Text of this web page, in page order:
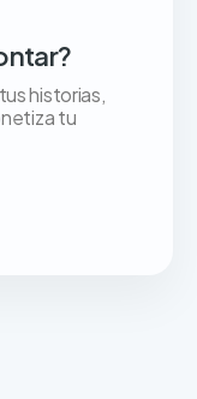
historias,
tu